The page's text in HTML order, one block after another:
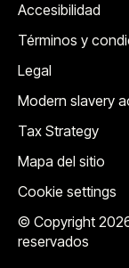
© Copyright
reservados
Accesibilidad
Términos y
Legal
Modern slavery
Tax Strategy
Mapa del sitio
Cookie settings